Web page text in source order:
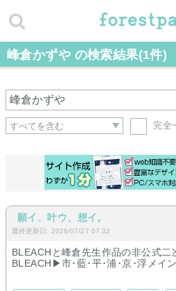
峰倉かずや の検索結果(1件)
完全
願イ、叶ウ、想イ。
最終更新日: 2026/07/27 07:32
BLEACHと峰倉先生作品の非公式二
BLEACH▶︎市･藍･平･浦･京･浮メイン